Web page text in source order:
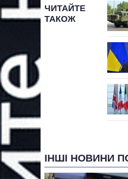
ЧИТАЙТЕ
ТАКОЖ
ІНШІ НОВИНИ